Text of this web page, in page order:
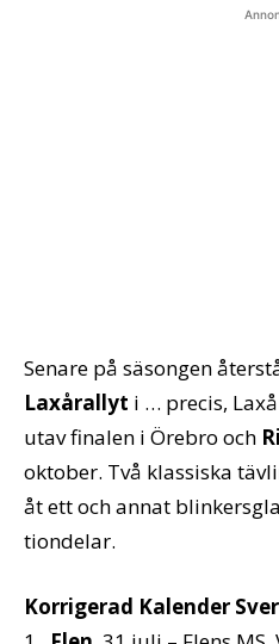
Senare på säsongen
Laxårallyt i … precis,
utav finalen i Örebro och
oktober. Två klassiska
åt ett och annat
tiondelar.
Korrigerad Kalender